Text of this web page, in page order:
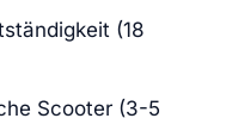
(18
Scooter (3-5